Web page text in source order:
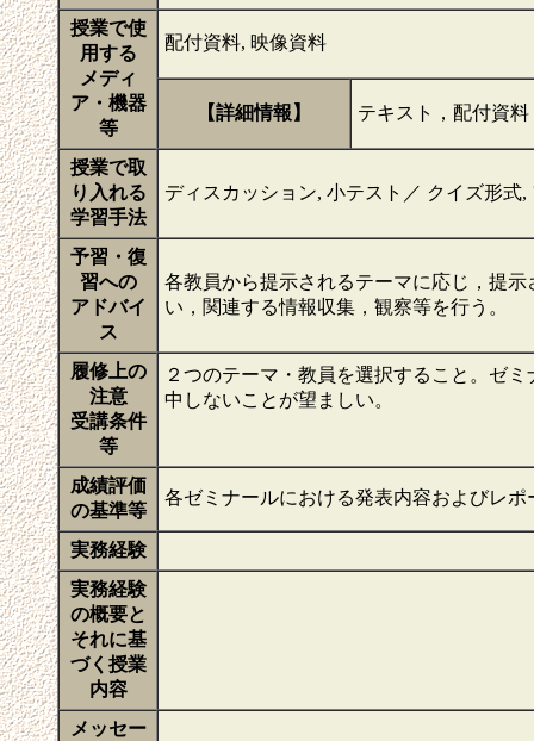
授業で使
用する
メディ
ア・機器
等
配付資料, 映像資料
【詳細情報】 テキスト，配付資
授業で取
り入れる
学習手法
ディスカッション, 小テスト／ クイズ形式
予習・復
習への
アドバイ
ス
各教員から提示されるテーマに応じ，提
い，関連する情報収集，観察等を行う。
履修上の
注意
受講条件
等
２つのテーマ・教員を選択すること。ゼ
中しないことが望ましい。
成績評価
の基準等
各ゼミナールにおける発表内容およびレ
実務経験
実務経験
の概要と
それに基
づく授業
内容
メッセー